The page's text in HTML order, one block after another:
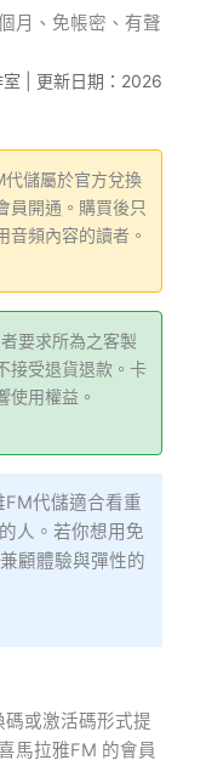
月、免帳密、有聲
| 更新日期：2026
代儲屬於官方兌換
員開通。購買後只
音頻內容的讀者。
要求所為之客製
接受退貨退款。卡
使用權益。
代儲適合看重
人。若你想用免
顧體驗與彈性的
碼或激活碼形式提
馬拉雅FM 的會員